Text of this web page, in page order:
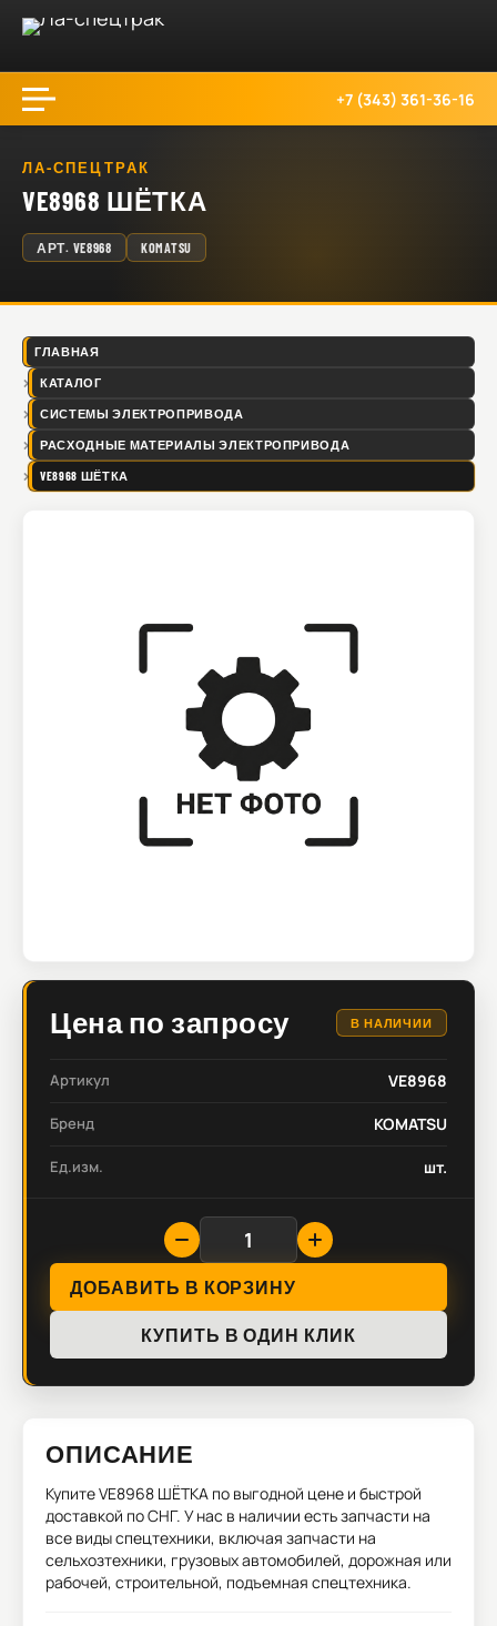
+7 (343) 361-36-16
ЛА-СПЕЦТРАК
VE8968 ШЁТКА
АРТ. VE8968 KOMATSU
ГЛАВНАЯ
КАТАЛОГ
СИСТЕМЫ ЭЛЕКТРОПРИВОДА
РАСХОДНЫЕ МАТЕРИАЛЫ ЭЛЕКТРОПРИВОДА
VE8968 ШЁТКА
Цена по запросу В НАЛИЧИИ
Артикул VE8968
Бренд KOMATSU
Ед.изм. шт.
ДОБАВИТЬ В КОРЗИНУ
КУПИТЬ В ОДИН КЛИК
ОПИСАНИЕ
КупитеVE8968 ШЁТКА по выгодной цене и быстрой
доставкой по СНГ. У нас в наличии есть запчасти на
все виды спецтехники, включая запчасти на
сельхозтехники, грузовых автомобилей, дорожная или
рабочей, строительной, подъемная спецтехника.